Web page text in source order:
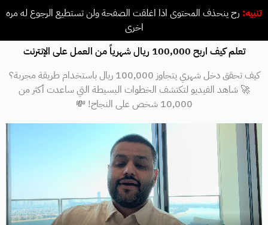
تنبيه: رح ينحذف المحتوى اذا اغلقت الصفحة ولن تستطيع الرجوع له مره
اخرى
تعلم كيف اربح 100,000 ريال شهرياً من العمل على الإنترنت
كيف تحقق دخل شهري يتجاوز 100,000 ريال باستخدام طريقة مجربة؟
🚀 شاهد الفيديو لتكتشف الخطوات البسيطة التي ساعدت أكثر من
10,000 شخص على النجاح! 💸